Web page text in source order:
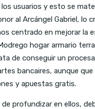
usuarios y esto se
al Arcángel Gabriel,
centrado en mejorar
hogar armario
de conseguir un
bancaires, aunque
y apuestas gratis.
profundizar en ellos,